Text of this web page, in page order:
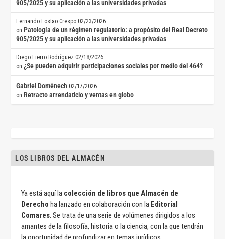
905/2025 y su aplicación a las universidades privadas
Fernando Lostao Crespo 02/23/2026
on Patología de un régimen regulatorio: a propósito del Real Decreto
905/2025 y su aplicación a las universidades privadas
Diego Fierro Rodríguez 02/18/2026
on¿Se pueden adquirir participaciones sociales por medio del 464?
Gabriel Doménech 02/17/2026
on Retracto arrendaticio y ventas en globo
LOS LIBROS DEL ALMACÉN
Ya está aquí la colección de libros que Almacén de
Derecho ha lanzado en colaboración con la Editorial
Comares. Se trata de una serie de volúmenes dirigidos a los
amantes de la filosofía, historia o la ciencia, con la que tendrán